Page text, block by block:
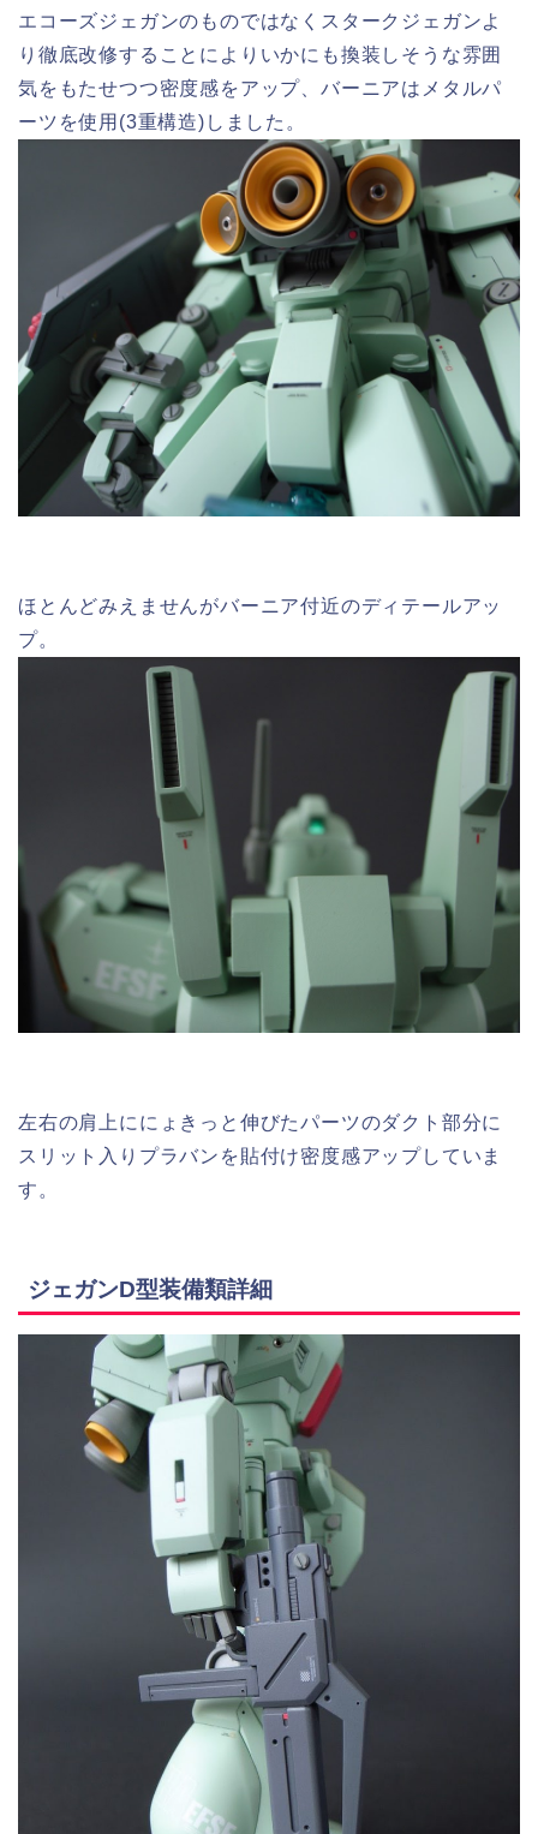
エコーズジェガンのものではなくスタークジェガンよ
り徹底改修することによりいかにも換装しそうな雰囲
気をもたせつつ密度感をアップ、バーニアはメタルパ
ーツを使用(3重構造)しました。
ほとんどみえませんがバーニア付近のディテールアッ
プ。
左右の肩上ににょきっと伸びたパーツのダクト部分に
スリット入りプラバンを貼付け密度感アップしていま
す。
ジェガンD型装備類詳細